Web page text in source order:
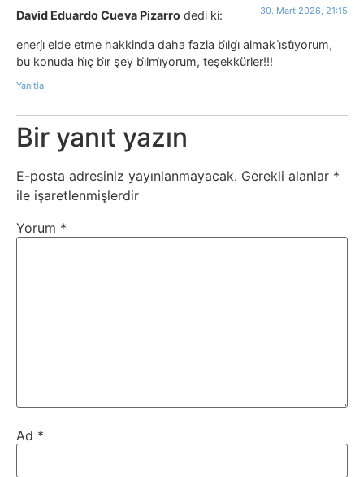
David Eduardo Cueva Pizarro dedi ki: 30. Mart 2026, 21:15
enerji̇ elde etme hakkinda daha fazla bi̇lgi̇ almak i̇sti̇yorum,
bu konuda hi̇ç bi̇r şey bi̇lmi̇yorum, teşekkürler!!!
Yanıtla
Bir yanıt yazın
E-posta adresiniz yayınlanmayacak. Gerekli alanlar *
ile işaretlenmişlerdir
Yorum *
Ad *